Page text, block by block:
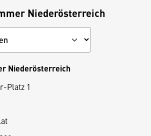
Niederösterreich
Niederösterreich
Platz 1